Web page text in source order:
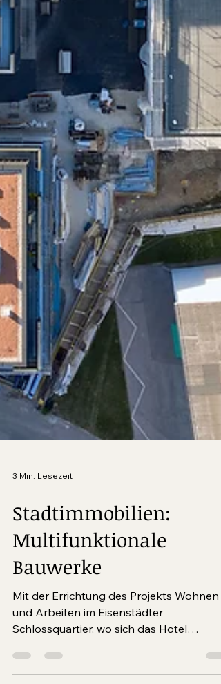
3 Min. Lesezeit
Stadtimmobilien:
Multifunktionale
Bauwerke